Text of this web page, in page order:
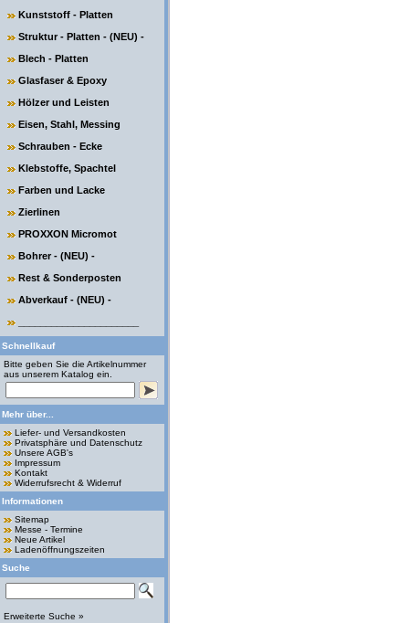
Kunststoff - Platten
Struktur - Platten - (NEU) -
Blech - Platten
Glasfaser & Epoxy
Hölzer und Leisten
Eisen, Stahl, Messing
Schrauben - Ecke
Klebstoffe, Spachtel
Farben und Lacke
Zierlinen
PROXXON Micromot
Bohrer - (NEU) -
Rest & Sonderposten
Abverkauf - (NEU) -
Schnellkauf
Bitte geben Sie die Artikelnummer
aus unserem Katalog ein.
Mehr über...
Liefer- und Versandkosten
Privatsphäre und Datenschutz
Unsere AGB's
Impressum
Kontakt
Widerrufsrecht & Widerruf
Informationen
Sitemap
Messe - Termine
Neue Artikel
Ladenöffnungszeiten
Suche
Erweiterte Suche »